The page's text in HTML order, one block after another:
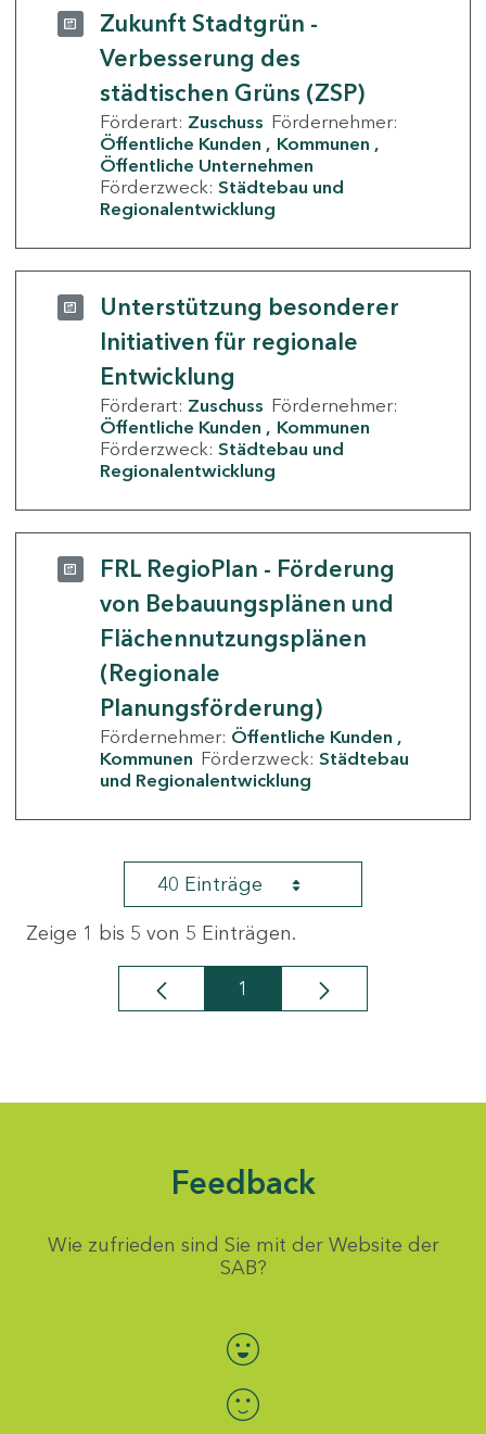
Zukunft Stadtgrün -
Verbesserung des
städtischen Grüns (ZSP)
Förderart: Zuschuss Fördernehmer:
Öffentliche Kunden
Kommunen
Öffentliche Unternehmen
Förderzweck: Städtebau und
Regionalentwicklung
Unterstützung besonderer
Initiativen für regionale
Entwicklung
Förderart: Zuschuss Fördernehmer:
Öffentliche Kunden
Kommunen
Förderzweck: Städtebau und
Regionalentwicklung
FRL RegioPlan - Förderung
von Bebauungsplänen und
Flächennutzungsplänen
(Regionale
Planungsförderung)
Fördernehmer: Öffentliche Kunden
Kommunen Förderzweck: Städtebau
und Regionalentwicklung
40 Einträge
Zeige 1 bis 5 von 5 Einträgen.
Seite
1
Feedback
Wie zufrieden sind Sie mit der Website der
SAB?
Bewertung auswählen